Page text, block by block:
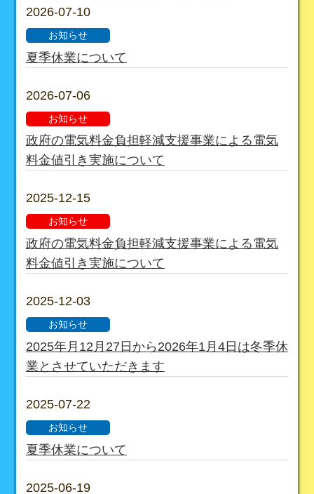
2026-07-10
お知らせ
夏季休業について
2026-07-06
お知らせ
政府の電気料金負担軽減支援事業による電気
料金値引き実施について
2025-12-15
お知らせ
政府の電気料金負担軽減支援事業による電気
料金値引き実施について
2025-12-03
お知らせ
2025年月12月27日から2026年1月4日は冬季休
業とさせていただきます
2025-07-22
お知らせ
夏季休業について
2025-06-19